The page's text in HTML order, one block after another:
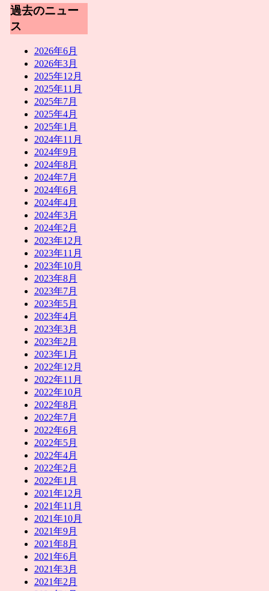
過去のニュー
ス
2026年6月
2026年3月
2025年12月
2025年11月
2025年7月
2025年4月
2025年1月
2024年11月
2024年9月
2024年8月
2024年7月
2024年6月
2024年4月
2024年3月
2024年2月
2023年12月
2023年11月
2023年10月
2023年8月
2023年7月
2023年5月
2023年4月
2023年3月
2023年2月
2023年1月
2022年12月
2022年11月
2022年10月
2022年8月
2022年7月
2022年6月
2022年5月
2022年4月
2022年2月
2022年1月
2021年12月
2021年11月
2021年10月
2021年9月
2021年8月
2021年6月
2021年3月
2021年2月